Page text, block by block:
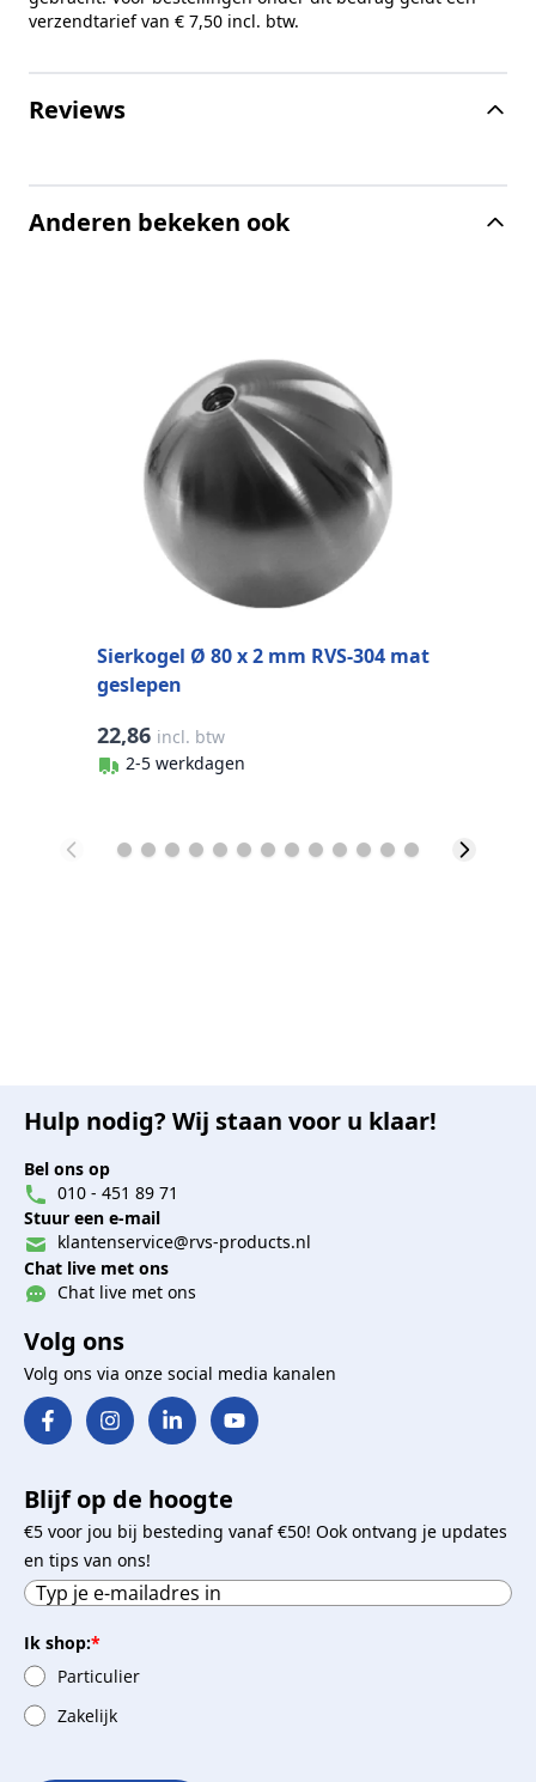
verzendtarief van € 7,50 incl. btw.
Reviews
Anderen bekeken ook
Sierkogel Ø 80 x 2 mm RVS-304 mat
geslepen
22,86 incl. btw
2-5 werkdagen
Hulp nodig? Wij staan voor u klaar!
Bel ons op
010 - 451 89 71
Stuur een e-mail
klantenservice@rvs-products.nl
Chat live met ons
Chat live met ons
Volg ons
Volg ons via onze social media kanalen
Blijf op de hoogte
€5 voor jou bij besteding vanaf €50! Ook ontvang je updates
en tips van ons!
Ik shop:*
Particulier
Zakelijk